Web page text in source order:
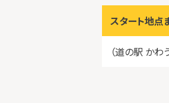
スタート地点
（道の駅 か